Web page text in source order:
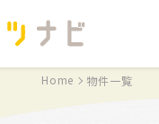
Home 物件一覧